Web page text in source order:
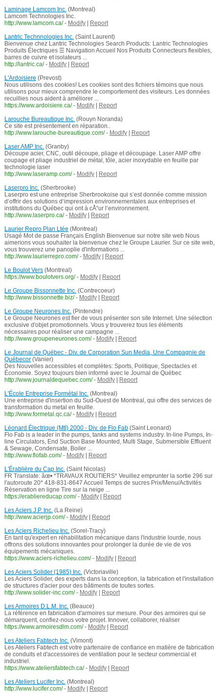
Laminage Lamcom Inc.(Montreal)
Lamcom Technologies Inc.
http://www.lamcom.ca/ - Modify|
Report
Lantric Technnologies Inc.(Saint Laurent)
Bienvenue chez Lantric Technologies Search Products: Lantric Technologies
Produits Électriques ☰ Navigation Accueil Nos Produits Connecteurs flexibles,
barres de cuivre et isolateurs ...
http://lantric.ca/ - Modify|
Report
L'Ardoisiere (Prevost)
Nous utilisons des cookies! Les cookies sont des fichiers témoins que nous
utilisons pour mieux comprendre le comportement des visiteurs. Les données
recuillies nous aident à améliorer ...
https://www.ardoisiere.ca/ - Modify|
Report
Larouche Bureautique Inc.(Rouyn Noranda)
Ce site est présentement en réparation..
http://www.larouche-bureautique.com/ - Modify|
Report
Laser AMP Inc.(Granby)
Découpe acier, CNC, outil découpe, pliage et découpage. Laser AMP offre
coupage et pliage industriel de métal, tôle, acier inoxydable en feuille par
technologie laser
http://www.laseramp.com/ - Modify|
Report
Laserpro Inc.(Sherbrooke)
Laserpro est une entreprise Sherbrookoise qui s‘est donnée comme mission
d‘offrir des solutions d‘impression environnementales aux entreprises et
institutions du Québec qui ont à cÅ“ur l‘environnement.
http://www.laserpro.ca/ - Modify|
Report
Laurier Repro Plan Ltée (Montreal)
Usagé Mot de passe Français English Bienvenue sur notre site web Nous
aimerions vous souhaiter la bienvenue chez le Groupe Laurier. Sur ce site web,
vous trouverez une panoplie d'informations ...
http://www.laurierrepro.com/ - Modify|
Report
Le Boulot Vers(Montreal)
https://www.boulotvers.org/ - Modify|
Report
Le Groupe Bissonnette Inc.(Contrecoeur)
http://www.bissonnette.biz/ - Modify|
Report
Le Groupe Neurones Inc.(Pintendre)
Le Groupe Neurones est fier de vous présenter son site Internet. Une sélection
exclusive d'objet promotionnels. Vous y trouverez tous les éléments
nécessaires pour réaliser une campagne ...
http://www.groupeneurones.com/ - Modify|
Report
Le Journal de Québec - Div. de Corporation Sun Media, Une Compagnie de
Québecor(Vanier)
Des Nouvelles accessibles et complètes: Sports, Politique, Spectacles et
Économie. Soyez toujours bien informé avec le Journal de Québec
http://www.journaldequebec.com/ - Modify|
Report
L'École Entreprise Formétal Inc.(Montreal)
Une entreprise d'insertion du Sud-Ouest de Montreal, qui offre des services de
transformation du metal en feuille.
http://www.formetal.qc.ca/ - Modify|
Report
Léonard Électrique (Mtl) 2000 - Div. de Flo Fab(Saint Leonard)
Flo Fab is a leader in the pumps, tanks and systems industry. In-line Pumps, In-
line Circulators, End Suction Base Mounted, Multi Stage, Submersible Effluent
& Sewage, Condensate, Boiler ...
http://www.flofab.com/ - Modify|
Report
L'Érablière du Cap Inc.(Saint Nicolas)
FR Translate: âœ• *TRAVAUX ROUTIERS* Veuillez emprunter la sortie 296 sur
l'autoroute 20* 418-831-8647 Accueil Temps de sucres Prix/Menu/Activités
Réservation en ligne Tire sur la neige ...
https://erabliereducap.com/ - Modify|
Report
Les Aciers J.P. Inc.(La Reine)
http://www.acierjp.com/ - Modify|
Report
Les Aciers Richelieu Inc.(Sorel-Tracy)
En tant qu'expert en réhabilitation mécanique dans l'industrie lourde, nous
offrons des solutions innovantes pour prolonger la durée de vie de vos
équipements mécaniques.
https://www.aciers-richelieu.com/ - Modify|
Report
Les Aciers Solider (1985) Inc.(Victoriaville)
Les Aciers Solider, des experts dans la conception, la fabrication et l'installation
de structures d'acier pour des bâtiments de toutes sortes.
http://www.solider-inc.com/ - Modify|
Report
Les Armoires D.L.M. Inc.(Beauce)
La référence en fabrication d'armoires sur mesure. Pour des armoires qui se
démarquent, confiez-nous votre projet. Innover, collaborer, réaliser
https://www.armoiresdlm.com/ - Modify|
Report
Les Ateliers Fabtech Inc.(Vimont)
Les Ateliers Fabtech est votre partenaire de confiance en matière de fabrication
de conduits et d'accessoires de ventilation pour le secteur commercial et
industriel.
https://www.ateliersfabtech.ca/ - Modify|
Report
Les Ateliers Lucifer Inc.(Montreal)
http://www.lucifer.com/ - Modify|
Report